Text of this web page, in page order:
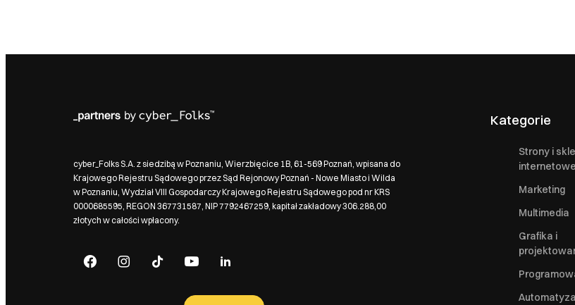
cyber_Folks S.A. z siedzibą w Poznaniu, Wierzbięcice 1B, 61-569 Poznań, wpisana do
Krajowego Rejestru Sądowego przez Sąd Rejonowy Poznań - Nowe Miasto i Wilda
w Poznaniu, Wydział VIII Gospodarczy Krajowego Rejestru Sądowego pod nr KRS
0000685595, REGON 367731587, NIP 7792467259, kapitał zakładowy 306.288,00
złotych w całości wpłacony.
Kategorie
Strony i
internetowe
Marketing
Multimedia
Grafika i